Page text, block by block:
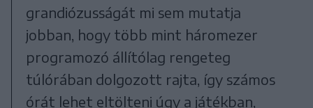
grandiózusságát mi sem mutatja
jobban, hogy több mint háromezer
programozó állítólag rengeteg
túlórában dolgozott rajta, így számos
órát lehet eltölteni úgy a játékban,